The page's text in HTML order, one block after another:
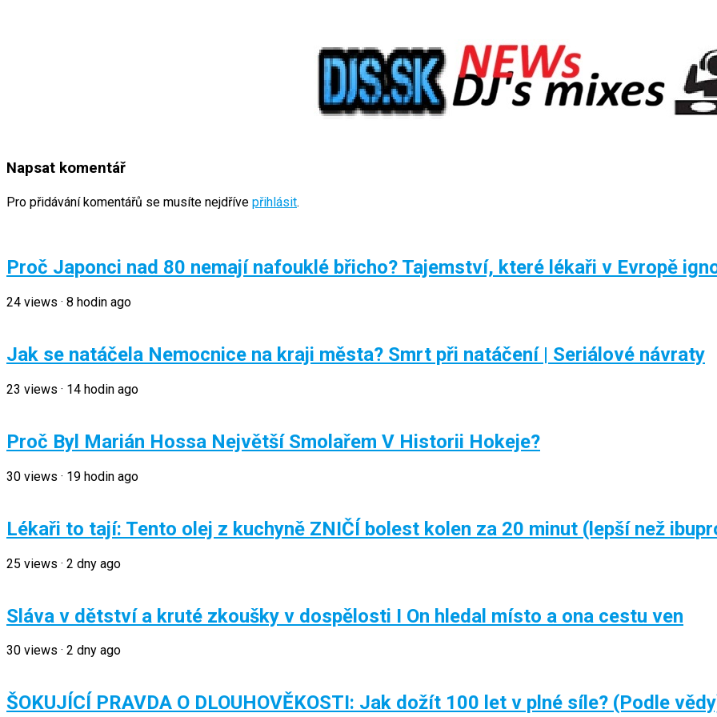
Napsat komentář
Pro přidávání komentářů se musíte nejdříve přihlásit.
Proč Japonci nad 80 nemají nafouklé břicho? Tajemství, které lékaři v Evropě
24 views · 8 hodin ago
Jak se natáčela Nemocnice na kraji města? Smrt při natáčení | Seriálové návraty
23 views · 14 hodin ago
Proč Byl Marián Hossa Největší Smolařem V Historii Hokeje?
30 views · 19 hodin ago
Lékaři to tají: Tento olej z kuchyně ZNIČÍ bolest kolen za 20 minut (lepší než
25 views · 2 dny ago
Sláva v dětství a kruté zkoušky v dospělosti I On hledal místo a ona cestu ven
30 views · 2 dny ago
ŠOKUJÍCÍ PRAVDA O DLOUHOVĚKOSTI: Jak dožít 100 let v plné síle? (Podle